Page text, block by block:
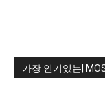
가장 인기있는|